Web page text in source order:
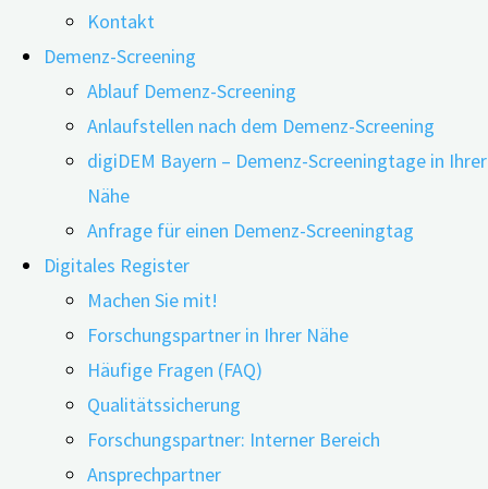
Kontakt
Demenz-Screening
Ablauf Demenz-Screening
Anlaufstellen nach dem Demenz-Screening
digiDEM Bayern – Demenz-Screeningtage in Ihrer
Nähe
Anfrage für einen Demenz-Screeningtag
Digitales Register
Machen Sie mit!
Forschungspartner in Ihrer Nähe
Häufige Fragen (FAQ)
Qualitätssicherung
Forschungspartner: Interner Bereich
Ansprechpartner
Gedächtnissprechstunde?
09.03.202211.05.2023
Ist es „normale“ Vergesslichkeit oder Demenz? Was tun,